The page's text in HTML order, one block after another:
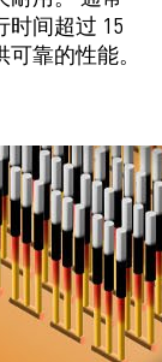
间超过 15
靠的性能。